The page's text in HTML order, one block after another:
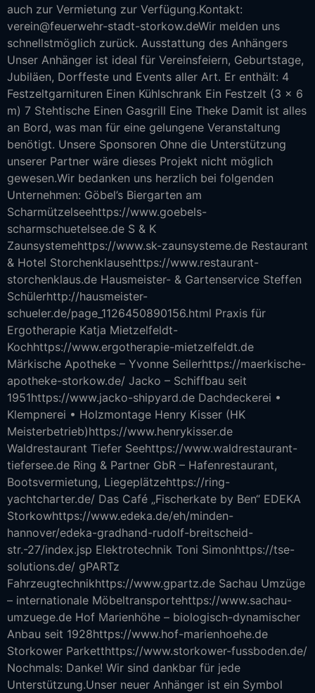
auch zur Vermietung zur Verfügung.Kontakt:
verein@feuerwehr-stadt-storkow.deWir melden uns
schnellstmöglich zurück. Ausstattung des Anhängers
Unser Anhänger ist ideal für Vereinsfeiern, Geburtstage,
Jubiläen, Dorffeste und Events aller Art. Er enthält: 4
Festzeltgarnituren Einen Kühlschrank Ein Festzelt (3 × 6
m) 7 Stehtische Einen Gasgrill Eine Theke Damit ist alles
an Bord, was man für eine gelungene Veranstaltung
benötigt. Unsere Sponsoren Ohne die Unterstützung
unserer Partner wäre dieses Projekt nicht möglich
gewesen.Wir bedanken uns herzlich bei folgenden
Unternehmen: Göbel’s Biergarten am
Scharmützelseehttps://www.goebels-
scharmschuetelsee.de S & K
Zaunsystemehttps://www.sk-zaunsysteme.de Restaurant
& Hotel Storchenklausehttps://www.restaurant-
storchenklaus.de Hausmeister- & Gartenservice Steffen
Schülerhttp://hausmeister-
schueler.de/page_1126450890156.html Praxis für
Ergotherapie Katja Mietzelfeldt-
Kochhttps://www.ergotherapie-mietzelfeldt.de
Märkische Apotheke – Yvonne Seilerhttps://maerkische-
apotheke-storkow.de/ Jacko – Schiffbau seit
1951https://www.jacko-shipyard.de Dachdeckerei •
Klempnerei • Holzmontage Henry Kisser (HK
Meisterbetrieb)https://www.henrykisser.de
Waldrestaurant Tiefer Seehttps://www.waldrestaurant-
tiefersee.de Ring & Partner GbR – Hafenrestaurant,
Bootsvermietung, Liegeplätzehttps://ring-
yachtcharter.de/ Das Café „Fischerkate by Ben“ EDEKA
Storkowhttps://www.edeka.de/eh/minden-
hannover/edeka-gradhand-rudolf-breitscheid-
str.-27/index.jsp Elektrotechnik Toni Simonhttps://tse-
solutions.de/ gPARTz
Fahrzeugtechnikhttps://www.gpartz.de Sachau Umzüge
– internationale Möbeltransportehttps://www.sachau-
umzuege.de Hof Marienhöhe – biologisch-dynamischer
Anbau seit 1928https://www.hof-marienhoehe.de
Storkower Parketthttps://www.storkower-fussboden.de/
Nochmals: Danke! Wir sind dankbar für jede
Unterstützung.Unser neuer Anhänger ist ein Symbol